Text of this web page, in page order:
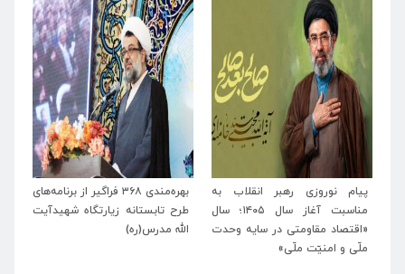
بهره‌مندی ۳۶۸ فراگیر از برنامه‌های
طرح تابستانه زیارتگاه شهیدآیت
الله مدرس(ره)
برنامه‌های فرهنگی زیارتگاه شهید
آیت‌الله مدرس (ره) همزمان با ایام
تشیع و وداع و بدرقه رهبر شهید